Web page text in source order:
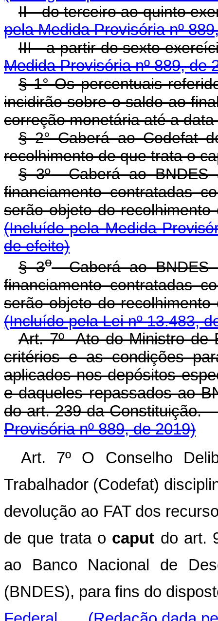
II - do terceiro ao quinto
pela Medida Provisória nº
III - a partir do sexto
Medida Provisória nº 889, de
§ 1° Os percentuais
incidirão sobre o saldo ao
correção monetária até a
§ 2° Caberá ao Codefat
recolhimento de que trata o
§ 3ºCaberá ao BNDES
financiamento contratadas
serão objeto do
(Incluído pela Medida
de efeito)
§ 3oCaberá ao BNDES
financiamento contratadas
serão objeto do
(Incluído pela Lei nº 13.483,
Art. 7º Ato do Ministro de
critérios e as condições
aplicados nos depósitos
e daqueles repassados ao
do art. 239 da
Provisória nº 889, de 2019)
Art. 7º O Conselho
Trabalhador (Codefat)
devolução ao FAT dos
de que trata o caput do art.
ao Banco Nacional de
(BNDES), para fins do